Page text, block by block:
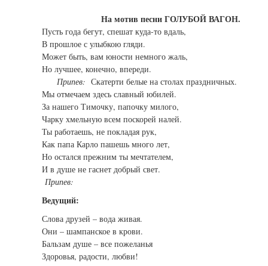
На мотив песни ГОЛУБОЙ ВАГОН.
Пусть года бегут, спешат куда-то вдаль,
В прошлое с улыбкою гляди.
Может быть, вам юности немного жаль,
Но лучшее, конечно, впереди.
Припев: Скатерти белые на столах праздничных.
Мы отмечаем здесь славный юбилей.
За нашего Тимочку, папочку милого,
Чарку хмельную всем поскорей налей.
Ты работаешь, не покладая рук,
Как папа Карло пашешь много лет,
Но остался прежним ты мечтателем,
И в душе не гаснет добрый свет.
Припев:
Ведущий:
Слова друзей – вода живая.
Они – шампанское в крови.
Бальзам душе – все пожеланья
Здоровья, радости, любви!